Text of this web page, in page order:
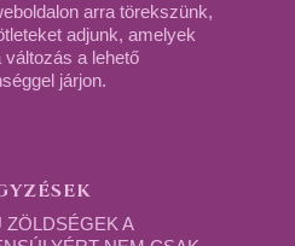
arra törekszünk,
adjunk, amelyek
a lehető
járjon.
ZÖLDSÉGEK A